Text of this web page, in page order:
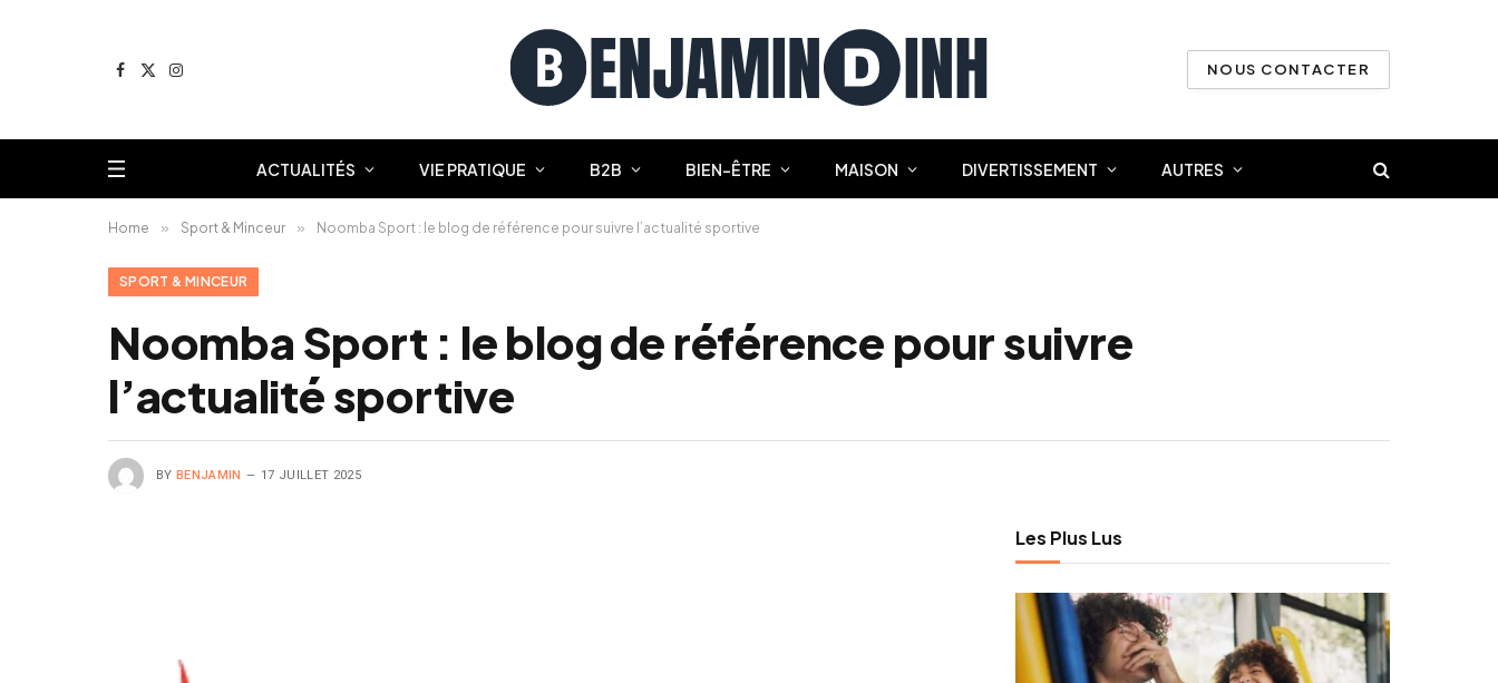
Facebook
X
Instagram NOUS CONTACTER
ACTUALITÉS VIE PRATIQUE B2B BIEN-ÊTRE MAISON DIVERTISSEMENT AUTRES
Home » Sport & Minceur » Noomba Sport : le blog de référence pour suivre l’actualité sportive
SPORT & MINCEUR
Noomba Sport : le blog de référence pour suivre
l’actualité sportive
BY BENJAMIN 17 JUILLET 2025
Les Plus Lus